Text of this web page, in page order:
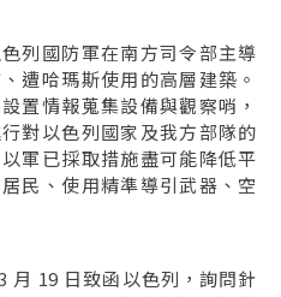
列國防軍在南方司令部主導
遭哈瑪斯使用的高層建築。
置情報蒐集設備與觀察哨，
對以色列國家及我方部隊的
軍已採取措施盡可能降低平
民、使用精準導引武器、空
月 19 日致函以色列，詢問針